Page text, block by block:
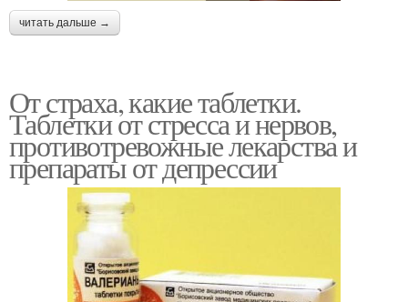
читать дальше →
От страха, какие таблетки.
Таблетки от стресса и нервов,
противотревожные лекарства и
препараты от депрессии